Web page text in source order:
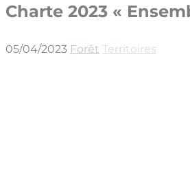
Charte 2023 «
05/04/2023 Forêt Territoires